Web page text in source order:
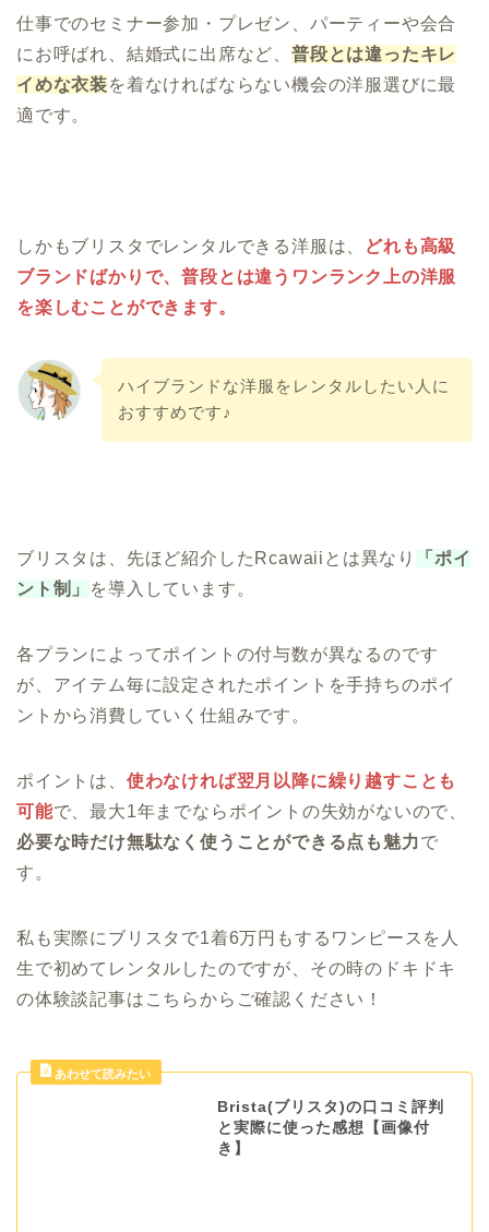
仕事でのセミナー参加・プレゼン、パーティーや会合
にお呼ばれ、結婚式に出席など、 普段とは違ったキレ
イめな衣装を着なければならない機会の洋服選びに最
適です。
しかもブリスタでレンタルできる洋服は、
どれも高級
ブランドばかりで、普段とは違うワンランク上の洋服
を楽しむことができます。
ハイブランドな洋服をレンタルしたい人に
おすすめです♪
ブリスタは、先ほど紹介したRcawaiiとは異なり
「ポイ
ント制」
を導入しています。
各プランによってポイントの付与数が異なるのです
が、アイテム毎に設定されたポイントを手持ちのポイ
ントから消費していく仕組みです。
ポイントは、 使わなければ翌月以降に繰り越すことも
可能で、最大1年までならポイントの失効がないので、
必要な時だけ無駄なく使うことができる点も魅力で
す。
私も実際にブリスタで1着6万円もするワンピースを人
生で初めてレンタルしたのですが、その時のドキドキ
の体験談記事はこちらからご確認ください！
Brista(ブリスタ)の口コミ評判
と実際に使った感想【画像付
き】